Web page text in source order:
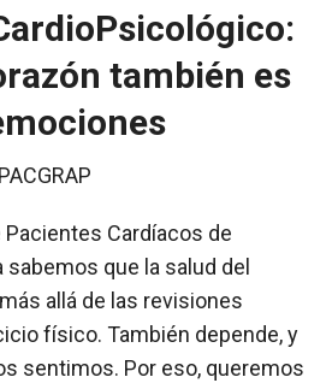
también es
Pacientes Cardíacos de
sabemos que la salud del
allá de las revisiones
físico. También depende, y
sentimos. Por eso, queremos